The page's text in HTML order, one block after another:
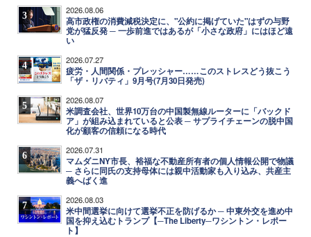
3 2026.08.06
高市政権の消費減税決定に、"公約に掲げていた"はずの与野
党が猛反発 ─ 一歩前進ではあるが「小さな政府」にはほど遠
い
4 2026.07.27
疲労・人間関係・プレッシャー……このストレスどう抜こう
「ザ・リバティ」9月号(7月30日発売)
5 2026.08.07
米調査会社、世界10万台の中国製無線ルーターに「バックド
ア」が組み込まれていると公表 ─ サプライチェーンの脱中国
化が顧客の信頼になる時代
6 2026.07.31
マムダニNY市長、裕福な不動産所有者の個人情報公開で物議
─ さらに同氏の支持母体には親中活動家も入り込み、共産主
義へばく進
7 2026.08.03
米中間選挙に向けて選挙不正を防げるか ─ 中東外交を進め中
国を抑え込むトランプ【─The Liberty─ワシントン・レポー
ト】